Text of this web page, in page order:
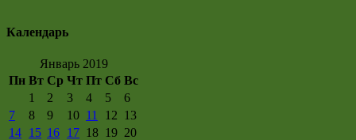
Календарь
Январь 2019
Пн Вт Ср Чт Пт Сб Вс
1
2 3 4 5
6
7
8 9 10 11 12 13
14 15 16 17 18 19 20